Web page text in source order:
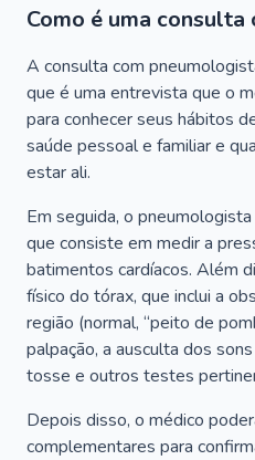
Como é uma
A consulta com
que é uma entrevista que o
para conhecer seus hábitos
saúde pessoal e familiar e
estar ali.
Em seguida, o
que consiste em medir a
batimentos cardíacos. Além
físico do tórax, que inclui a
região (normal, “peito de
palpação, a ausculta dos
tosse e outros testes
Depois disso, o médico
complementares para